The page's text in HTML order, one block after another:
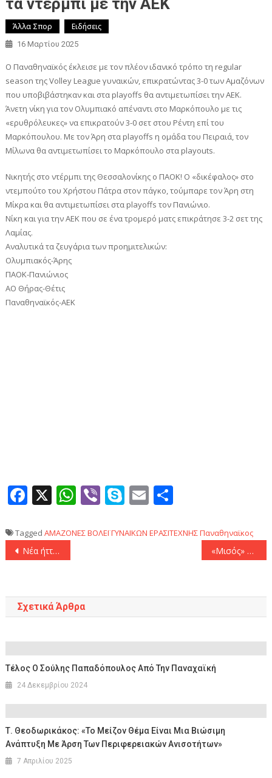
τα ντέρμπι με την ΑΕΚ
Άλλα Σπορ Ειδήσεις
16 Μαρτίου 2025
Ο Παναθηναϊκός έκλεισε με τον πλέον ιδανικό τρόπο τη regular
season της Volley League γυναικών, επικρατώντας 3-0 των Αμαζόνων
που υποβιβάστηκαν και στα playoffs θα αντιμετωπίσει την ΑΕΚ.
Άνετη νίκη για τον Ολυμπιακό απέναντι στο Μαρκόπουλο με τις
«ερυθρόλευκες» να επικρατούν 3-0 σετ στου Ρέντη επί του
Μαρκόπουλου. Με τον Άρη στα playoffs η ομάδα του Πειραιά, τον
Μίλωνα θα αντιμετωπίσει το Μαρκόπουλο στα playouts.
Νικητής στο ντέρμπι της Θεσσαλονίκης ο ΠΑΟΚ! Ο «δικέφαλος» στο
ντεμπούτο του Χρήστου Πάτρα στον πάγκο, τούμπαρε τον Άρη στη
Μίκρα και θα αντιμετωπίσει στα playoffs τον Πανιώνιο.
Νίκη και για την ΑΕΚ που σε ένα τρομερό ματς επικράτησε 3-2 σετ της
Λαμίας.
Αναλυτικά τα ζευγάρια των προημιτελικών:
Ολυμπιακός-Άρης
ΠΑΟΚ-Πανιώνιος
ΑΟ Θήρας-Θέτις
Παναθηναϊκός-ΑΕΚ
Facebook
X WhatsApp
ViberSkype
Email
Tagged ΑΜΑΖΟΝΕΣΒΟΛΕΪ ΓΥΝΑΙΚΩΝ ΕΡΑΣΙΤΕΧΝΗΣΠαναθηναϊκος
Πλοήγηση
Νέα ήττα από την Λε Μαν για την Μονακό και αποκλεισμός στο Κύπελλο Γαλλίας (99-102) «Μισός» ο Άρης κόντρα στον Παναθηναϊκό, νοκ άουτ ο Τολιόπουλος, πρόβλημα και με Κούπερ
Σχετικά Άρθρα
Τέλος Ο Σούλης Παπαδόπουλος Από Την Παναχαϊκή
24 Δεκεμβρίου 2024
Τ. Θεοδωρικάκος: «Το Μείζον Θέμα Είναι Μια Βιώσιμη
Ανάπτυξη Με Άρση Των Περιφερειακών Ανισοτήτων»
7 Απριλίου 2025